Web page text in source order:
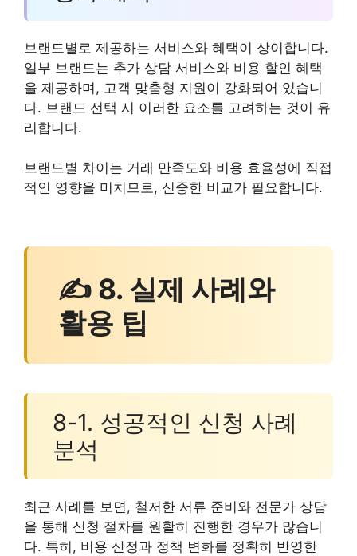
브랜드별로 제공하는 서비스와 혜택이 상이합니다.
일부 브랜드는 추가 상담 서비스와 비용 할인 혜택
을 제공하며, 고객 맞춤형 지원이 강화되어 있습니
다. 브랜드 선택 시 이러한 요소를 고려하는 것이 유
리합니다.
브랜드별 차이는 거래 만족도와 비용 효율성에 직접
적인 영향을 미치므로, 신중한 비교가 필요합니다.
✍ 8. 실제 사례와
활용 팁
8-1. 성공적인 신청 사례
분석
최근 사례를 보면, 철저한 서류 준비와 전문가 상담
을 통해 신청 절차를 원활히 진행한 경우가 많습니
다. 특히, 비용 산정과 정책 변화를 정확히 반영한